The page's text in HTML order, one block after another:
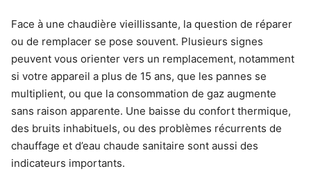
Face à une chaudière vieillissante, la question de réparer
ou de remplacer se pose souvent. Plusieurs signes
peuvent vous orienter vers un remplacement, notamment
si votre appareil a plus de 15 ans, que les pannes se
multiplient, ou que la consommation de gaz augmente
sans raison apparente. Une baisse du confort thermique,
des bruits inhabituels, ou des problèmes récurrents de
chauffage et d’eau chaude sanitaire sont aussi des
indicateurs importants.